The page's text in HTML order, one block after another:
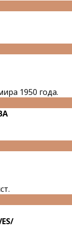
1950 года.